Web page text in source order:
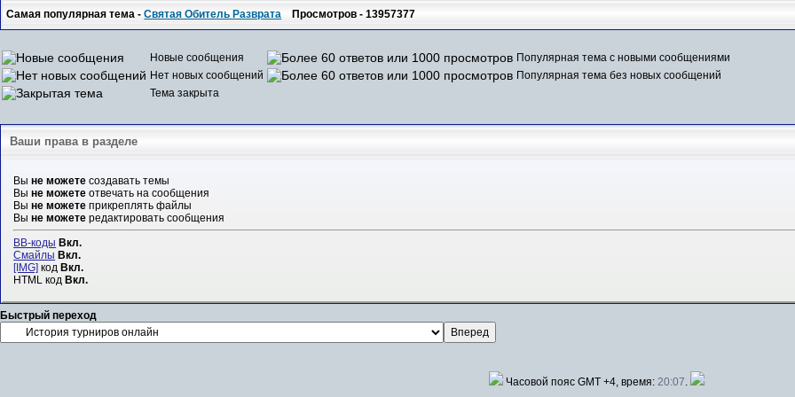
Самая популярная тема -Святая Обитель Разврата Просмотров - 13957377
Новые сообщения
Популярная тема с новыми сообщениями
Нет новых сообщений
Популярная тема без новых сообщений
Тема закрыта
Ваши права в разделе
Выне можете создавать темы
Выне можете отвечать на сообщения
Выне можете прикреплять файлы
Выне можете редактировать сообщения
BB-коды Вкл.
Смайлы Вкл.
[IMG] код Вкл.
HTML код Вкл.
Быстрый переход
Часовой пояс GMT +4, время: 20:07